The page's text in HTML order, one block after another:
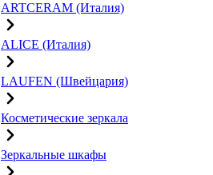
ARTCERAM (Италия)
ALICE (Италия)
LAUFEN (Швейцария)
Косметические зеркала
Зеркальные шкафы